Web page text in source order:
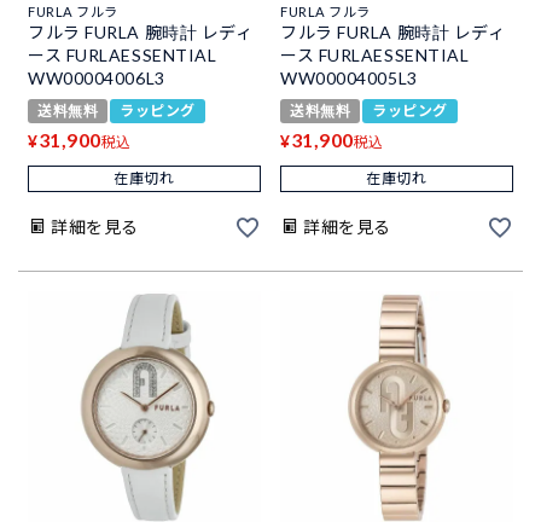
FURLA フルラ
フルラ FURLA 腕時計 レディ
ース FURLAESSENTIAL
WW00004006L3
送料無料 ラッピング
¥31,900税込
在庫切れ
詳細を見る
FURLA フルラ
フルラ FURLA 腕時計 レディ
ース FURLAESSENTIAL
WW00004005L3
送料無料 ラッピング
¥31,900税込
在庫切れ
詳細を見る